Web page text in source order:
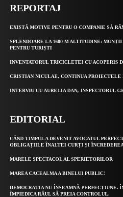
REPORTAJ
EXISTĂ MOTIVE PENTRU O COMPANIE SĂ
SPLENDOARE LA 1600 M ALTITUDINE:
PENTRU TURIȘTI
INVENTATORUL TRICICLETEI CU ACOPERIS
CRISTIAN NICULAE, CONTINUA PROIECTELE
INTERVIU CU AURELIA DAN, INSPECTORUL
EDITORIAL
CÂND TIMPUL A DEVENIT AVOCATUL
OBLIGAȚIILE ÎNALTEI CURȚI ȘI
MARELE SPECTACOL AL SPERIETORILOR
MAREA CACEALMA A BINELUI PUBLIC!
DEMOCRAȚIA NU ÎNSEAMNĂ PERFECȚIUNE.
ÎMPIEDICA RĂUL SĂ PREIA CONTROLUL.